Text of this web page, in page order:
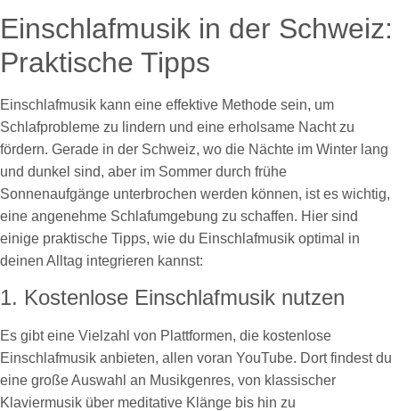
Einschlafmusik in der Schweiz:
Praktische Tipps
Einschlafmusik kann eine effektive Methode sein, um
Schlafprobleme zu lindern und eine erholsame Nacht zu
fördern. Gerade in der Schweiz, wo die Nächte im Winter lang
und dunkel sind, aber im Sommer durch frühe
Sonnenaufgänge unterbrochen werden können, ist es wichtig,
eine angenehme Schlafumgebung zu schaffen. Hier sind
einige praktische Tipps, wie du Einschlafmusik optimal in
deinen Alltag integrieren kannst:
1. Kostenlose Einschlafmusik nutzen
Es gibt eine Vielzahl von Plattformen, die kostenlose
Einschlafmusik anbieten, allen voran YouTube. Dort findest du
eine große Auswahl an Musikgenres, von klassischer
Klaviermusik über meditative Klänge bis hin zu